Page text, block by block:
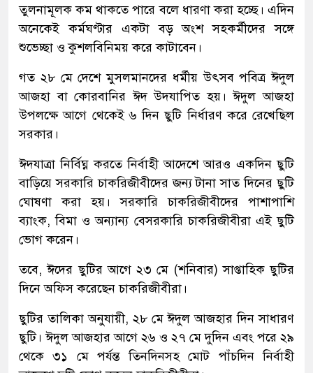
তুলনামূলক কম থাকতে পারে বলে ধারণা করা হচ্ছে। এদিন
অনেকেই কর্মঘণ্টার একটা বড় অংশ সহকর্মীদের সঙ্গে
শুভেচ্ছা ও কুশলবিনিময় করে কাটাবেন।
গত ২৮ মে দেশে মুসলমানদের ধর্মীয় উৎসব পবিত্র ঈদুল
আজহা বা কোরবানির ঈদ উদযাপিত হয়। ঈদুল আজহা
উপলক্ষে আগে থেকেই ৬ দিন ছুটি নির্ধারণ করে রেখেছিল
সরকার।
ঈদযাত্রা নির্বিঘ্ন করতে নির্বাহী আদেশে আরও একদিন ছুটি
বাড়িয়ে সরকারি চাকরিজীবীদের জন্য টানা সাত দিনের ছুটি
ঘোষণা করা হয়। সরকারি চাকরিজীবীদের পাশাপাশি
ব্যাংক, বিমা ও অন্যান্য বেসরকারি চাকরিজীবীরা এই ছুটি
ভোগ করেন।
তবে, ঈদের ছুটির আগে ২৩ মে (শনিবার) সাপ্তাহিক ছুটির
দিনে অফিস করেছেন চাকরিজীবীরা।
ছুটির তালিকা অনুযায়ী, ২৮ মে ঈদুল আজহার দিন সাধারণ
ছুটি। ঈদুল আজহার আগে ২৬ ও ২৭ মে দুদিন এবং পরে ২৯
থেকে ৩১ মে পর্যন্ত তিনদিনসহ মোট পাঁচদিন নির্বাহী